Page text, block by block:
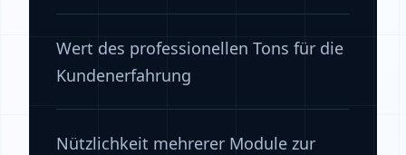
Wert des professionellen Tons für die
Kundenerfahrung
Nützlichkeit mehrerer Module zur